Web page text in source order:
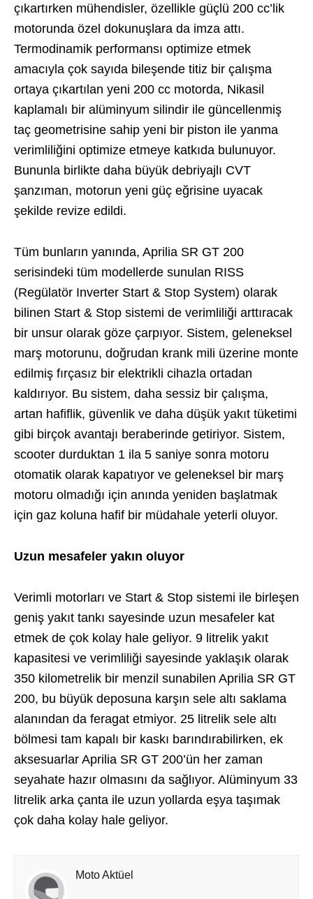
çıkartırken mühendisler, özellikle güçlü 200 cc’lik
motorunda özel dokunuşlara da imza attı.
Termodinamik performansı optimize etmek
amacıyla çok sayıda bileşende titiz bir çalışma
ortaya çıkartılan yeni 200 cc motorda, Nikasil
kaplamalı bir alüminyum silindir ile güncellenmiş
taç geometrisine sahip yeni bir piston ile yanma
verimliliğini optimize etmeye katkıda bulunuyor.
Bununla birlikte daha büyük debriyajlı CVT
şanzıman, motorun yeni güç eğrisine uyacak
şekilde revize edildi.
Tüm bunların yanında, Aprilia SR GT 200
serisindeki tüm modellerde sunulan RISS
(Regülatör Inverter Start & Stop System) olarak
bilinen Start & Stop sistemi de verimliliği arttıracak
bir unsur olarak göze çarpıyor. Sistem, geleneksel
marş motorunu, doğrudan krank mili üzerine monte
edilmiş fırçasız bir elektrikli cihazla ortadan
kaldırıyor. Bu sistem, daha sessiz bir çalışma,
artan hafiflik, güvenlik ve daha düşük yakıt tüketimi
gibi birçok avantajı beraberinde getiriyor. Sistem,
scooter durduktan 1 ila 5 saniye sonra motoru
otomatik olarak kapatıyor ve geleneksel bir marş
motoru olmadığı için anında yeniden başlatmak
için gaz koluna hafif bir müdahale yeterli oluyor.
Uzun mesafeler yakın oluyor
Verimli motorları ve Start & Stop sistemi ile birleşen
geniş yakıt tankı sayesinde uzun mesafeler kat
etmek de çok kolay hale geliyor. 9 litrelik yakıt
kapasitesi ve verimliliği sayesinde yaklaşık olarak
350 kilometrelik bir menzil sunabilen Aprilia SR GT
200, bu büyük deposuna karşın sele altı saklama
alanından da feragat etmiyor. 25 litrelik sele altı
bölmesi tam kapalı bir kaskı barındırabilirken, ek
aksesuarlar Aprilia SR GT 200’ün her zaman
seyahate hazır olmasını da sağlıyor. Alüminyum 33
litrelik arka çanta ile uzun yollarda eşya taşımak
çok daha kolay hale geliyor.
Moto Aktüel